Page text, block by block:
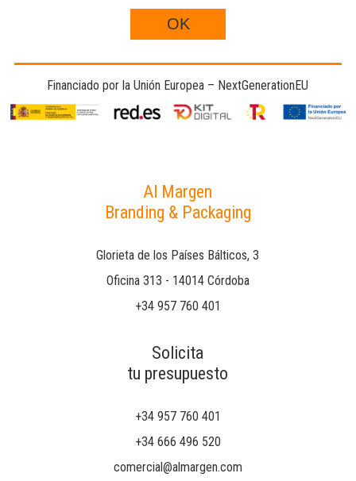
Financiado por la Unión Europea – NextGenerationEU
Al Margen
Branding & Packaging
Glorieta de los Países Bálticos, 3
Oficina 313 - 14014 Córdoba
+34 957 760 401
Solicita
tu presupuesto
+34 957 760 401
+34 666 496 520
comercial@almargen.com